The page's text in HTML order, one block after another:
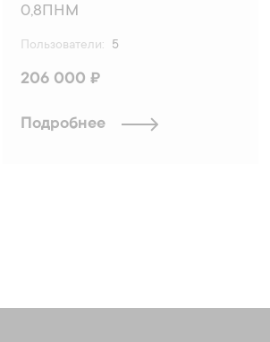
0,8ПНМ
Пользователи: 5
206 000 ₽
Подробнее